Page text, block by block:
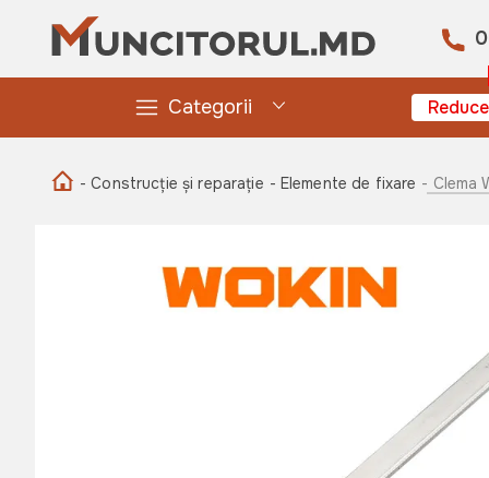
Categorii
- Construcție și reparație - Elemente de fixare - Clema